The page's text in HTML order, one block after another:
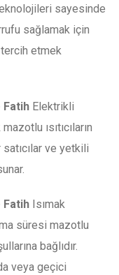
sayesinde
sağlamak için
tercih etmek
Fatih Elektrikli
ısıtıcıların
satıcılar ve yetkili
Fatih Isımak
süresi mazotlu
bağlıdır.
veya geçici